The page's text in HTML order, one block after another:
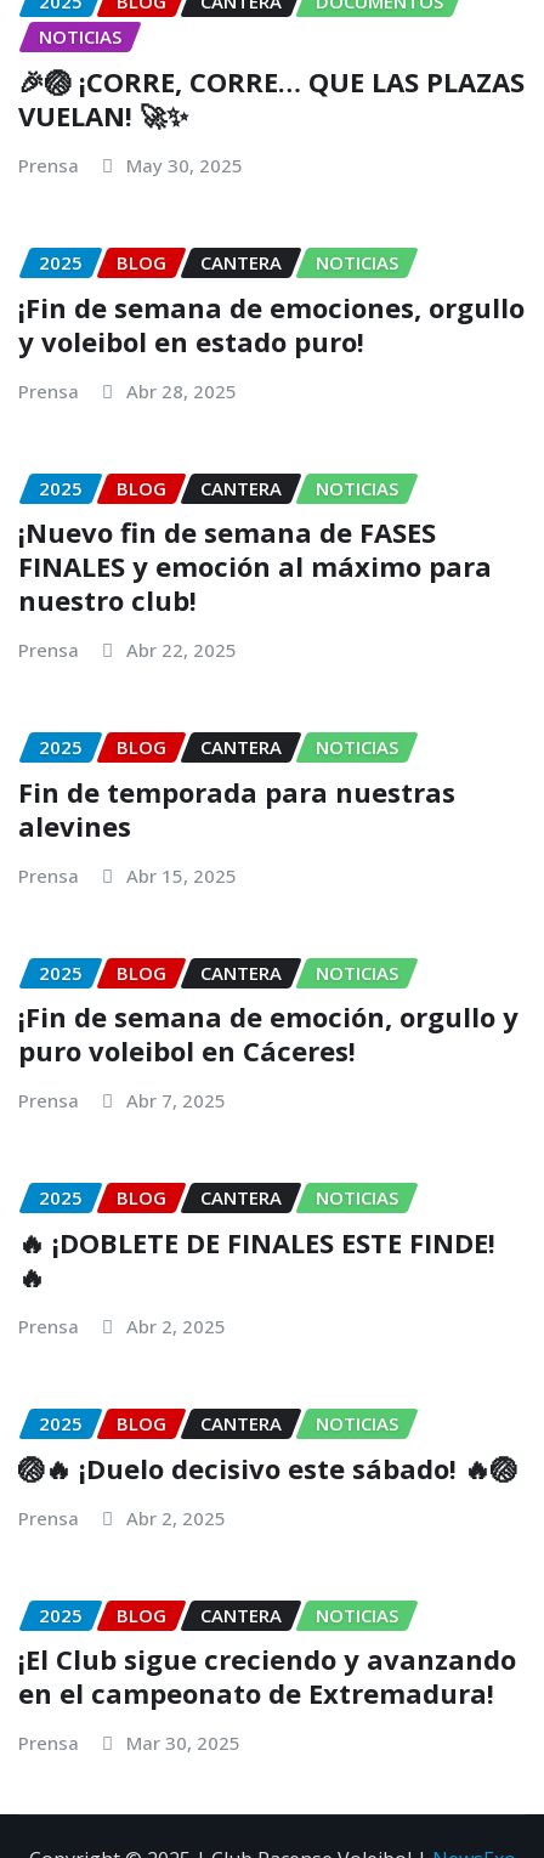
NOTICIAS
🎉🏐 ¡CORRE, CORRE… QUE LAS PLAZAS
VUELAN! 🚀✨
Prensa May 30, 2025
2025 BLOG CANTERA NOTICIAS
¡Fin de semana de emociones, orgullo
y voleibol en estado puro!
Prensa Abr 28, 2025
2025 BLOG CANTERA NOTICIAS
¡Nuevo fin de semana de FASES
FINALES y emoción al máximo para
nuestro club!
Prensa Abr 22, 2025
2025 BLOG CANTERA NOTICIAS
Fin de temporada para nuestras
alevines
Prensa Abr 15, 2025
2025 BLOG CANTERA NOTICIAS
¡Fin de semana de emoción, orgullo y
puro voleibol en Cáceres!
Prensa Abr 7, 2025
2025 BLOG CANTERA NOTICIAS
🔥 ¡DOBLETE DE FINALES ESTE FINDE!
🔥
Prensa Abr 2, 2025
2025 BLOG CANTERA NOTICIAS
🏐🔥 ¡Duelo decisivo este sábado! 🔥🏐
Prensa Abr 2, 2025
2025 BLOG CANTERA NOTICIAS
¡El Club sigue creciendo y avanzando
en el campeonato de Extremadura!
Prensa Mar 30, 2025